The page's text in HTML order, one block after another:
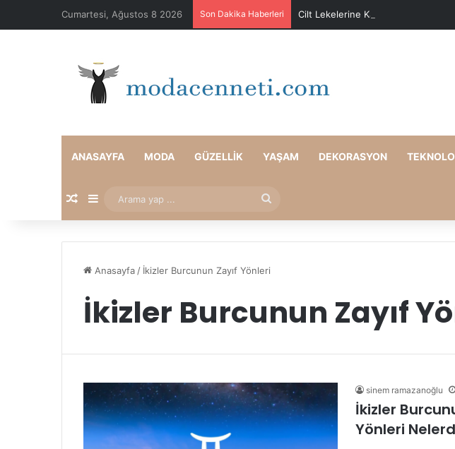
Cumartesi, Ağustos 8 2026 Son Dakika Haberleri Cilt Lekelerine Karşı Evde Maske
ANASAYFA MODA GÜZELLIK YAŞAM DEKORASYON
Rastgele Makale
Kenar Bölmesi
yap
Anasayfa / İkizler Burcunun Zayıf Yönleri
İkizler Burcunun Zayıf
sinem ramazanoğlu
İkizler
Yönleri